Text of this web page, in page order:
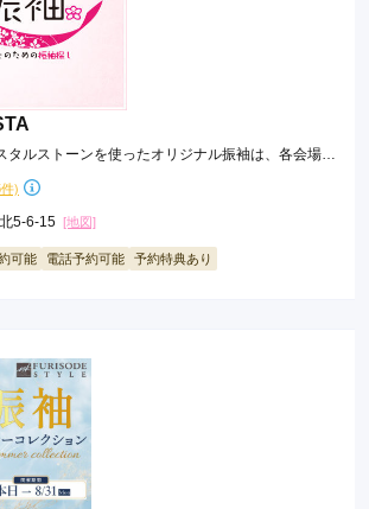
タルストーンを使ったオリジナル振袖は、各会場1
)
5-6-15 [地図]
可能 電話予約可能 予約特典あり